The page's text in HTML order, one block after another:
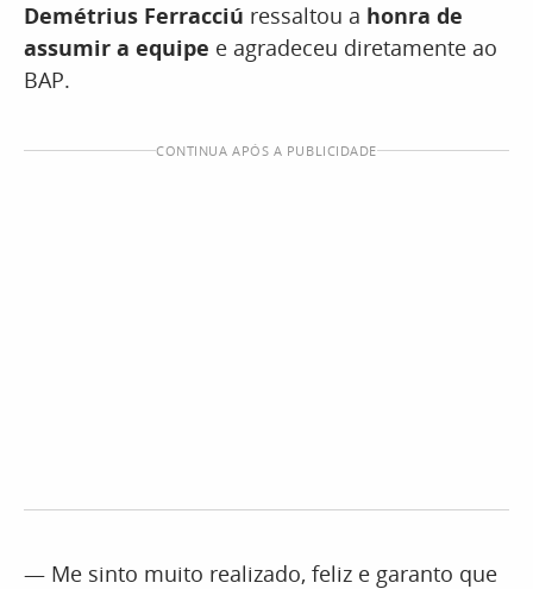
Demétrius Ferracciú ressaltou a honra de
assumir a equipe e agradeceu diretamente ao
BAP.
CONTINUA APÓS A PUBLICIDADE
— Me sinto muito realizado, feliz e garanto que